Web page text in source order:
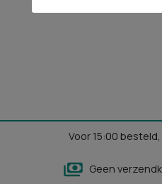
Voor 15:00
Geen